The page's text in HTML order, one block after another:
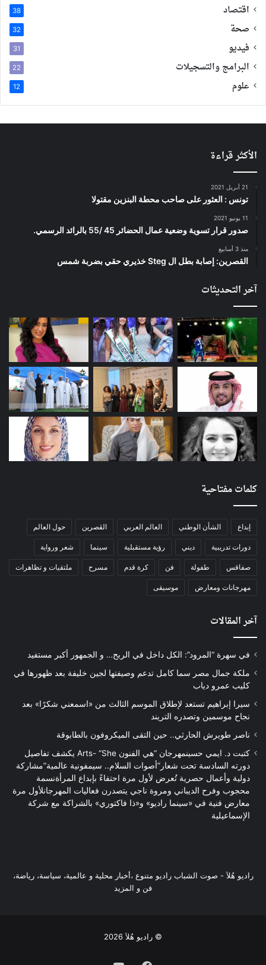
اقتصاد 38
صحة 32
فيديو 31
البرامج والتسجيلات 22
علوم 12
الأكثر قراءة
21 أبريل 2021
تونس : العثور على صاحب محطة البنزين مقتولا
11 يونيو 2021
صدور قرار تسوية وضعية عمال الحضائر 45 /55 بالرائد الرسمي.
منذ 3 أسابيع
القصرين: إصابة بطل ال Steg خذيري حقي بضربة شمس
آخر التحديثات
كلمات مفتاحية
إبداع الشأن الوطني العالم العربي الڨصرين حول العالم
دورات تدريبية ديني رؤية مستقبلية سينما شعر ورواية
صفاقس طفولة فن كرة قدم مسرح ملتقيات و تظاهرات
مهرجانات ومعارض موسيقى
آخر المقالات
في سهرة “المرود”: الكل داخل في الربح… و الجمهور أكبر مستفيد
ملكة جمال مصر سما كامل تدعم وصيفتها لجين خليفة بعد ظهورها في
كليب عمرو دياب
سيرا إبراهيم تستعد لإطلاق الموسم الثالث من «اسمعني شكرًا» بعد
نجاح موسمين وتصدره التريند
ناصر طويرش الحارثي.. حين التقى الميكروفون بالطابوقة
كتبت د. ايمي حسينمهرجان “هي الفنون Arts- “She يكشف تفاصيل
دورته السادسة تحت شعار”أصوات السلام.. سيمفونية عالمية”مشاركة
دولية وأعمال حصرية تُعرض لأول مرة احتفاءً بإبداع المرأةنسمة
محجوب وفرح الديباني ومروة ناجي يتصدرن فعاليات المهرجانلأول مرة
معارض فنية في «سينما راديو» و«ذا فاكتوري» بالشراكة مع شركة
الإسماعيلية
راديو هُلاَ‎ - صوت الشباب راديو متنوع ،أخبار محلية و عالمية، سياسة، رياضة،
فن و المزيد
© راديو هُلاَ 2026